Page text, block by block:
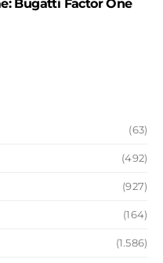
Bugatti Factor One
(63)
(492)
(927)
(164)
(1.586)